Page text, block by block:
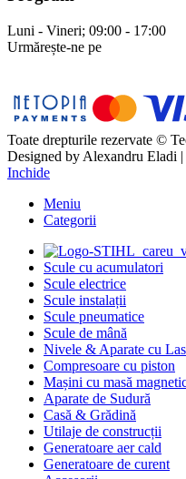
Luni - Vineri; 09:00 - 17:00
Urmărește-ne pe
Toate drepturile rezervate ©
Designed byAlexandru Eladi
Inchide
Meniu
Categorii
Scule cu acumulatori
Scule electrice
Scule instalații
Scule pneumatice
Scule de mână
Nivele & Aparate cu
Compresoare cu piston
Mașini cu masă
Aparate de Sudură
Casă & Grădină
Utilaje de construcții
Generatoare aer cald
Generatoare de curent